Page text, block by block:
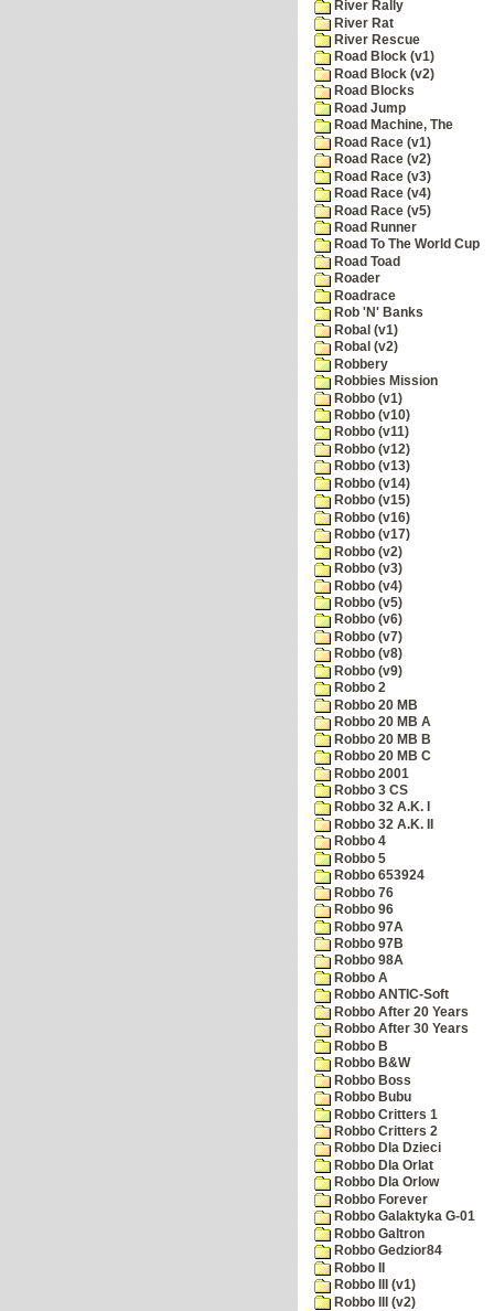
River Rally
River Rat
River Rescue
Road Block (v1)
Road Block (v2)
Road Blocks
Road Jump
Road Machine, The
Road Race (v1)
Road Race (v2)
Road Race (v3)
Road Race (v4)
Road Race (v5)
Road Runner
Road To The World Cup
Road Toad
Roader
Roadrace
Rob 'N' Banks
Robal (v1)
Robal (v2)
Robbery
Robbies Mission
Robbo (v1)
Robbo (v10)
Robbo (v11)
Robbo (v12)
Robbo (v13)
Robbo (v14)
Robbo (v15)
Robbo (v16)
Robbo (v17)
Robbo (v2)
Robbo (v3)
Robbo (v4)
Robbo (v5)
Robbo (v6)
Robbo (v7)
Robbo (v8)
Robbo (v9)
Robbo 2
Robbo 20 MB
Robbo 20 MB A
Robbo 20 MB B
Robbo 20 MB C
Robbo 2001
Robbo 3 CS
Robbo 32 A.K. I
Robbo 32 A.K. II
Robbo 4
Robbo 5
Robbo 653924
Robbo 76
Robbo 96
Robbo 97A
Robbo 97B
Robbo 98A
Robbo A
Robbo ANTIC-Soft
Robbo After 20 Years
Robbo After 30 Years
Robbo B
Robbo B&W
Robbo Boss
Robbo Bubu
Robbo Critters 1
Robbo Critters 2
Robbo Dla Dzieci
Robbo Dla Orlat
Robbo Dla Orlow
Robbo Forever
Robbo Galaktyka G-01
Robbo Galtron
Robbo Gedzior84
Robbo II
Robbo III (v1)
Robbo III (v2)